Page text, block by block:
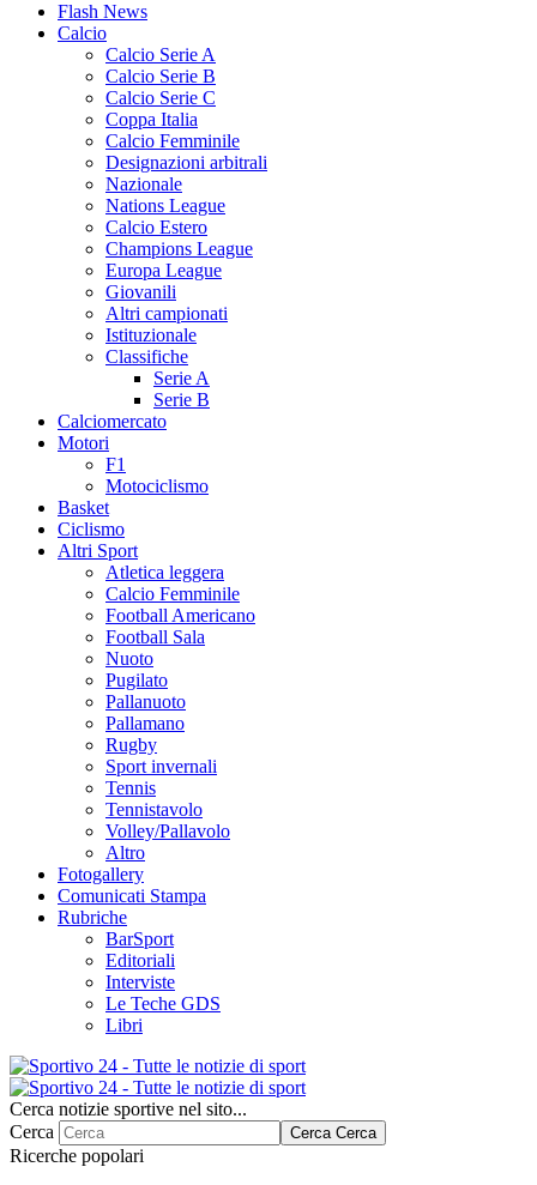
Flash News
Calcio
Calcio Serie A
Calcio Serie B
Calcio Serie C
Coppa Italia
Calcio Femminile
Designazioni arbitrali
Nazionale
Nations League
Calcio Estero
Champions League
Europa League
Giovanili
Altri campionati
Istituzionale
Classifiche
Serie A
Serie B
Calciomercato
Motori
F1
Motociclismo
Basket
Ciclismo
Altri Sport
Atletica leggera
Calcio Femminile
Football Americano
Football Sala
Nuoto
Pugilato
Pallanuoto
Pallamano
Rugby
Sport invernali
Tennis
Tennistavolo
Volley/Pallavolo
Altro
Fotogallery
Comunicati Stampa
Rubriche
BarSport
Editoriali
Interviste
Le Teche GDS
Libri
Cerca notizie sportive nel sito...
Cerca
Cerca Cerca
Ricerche popolari